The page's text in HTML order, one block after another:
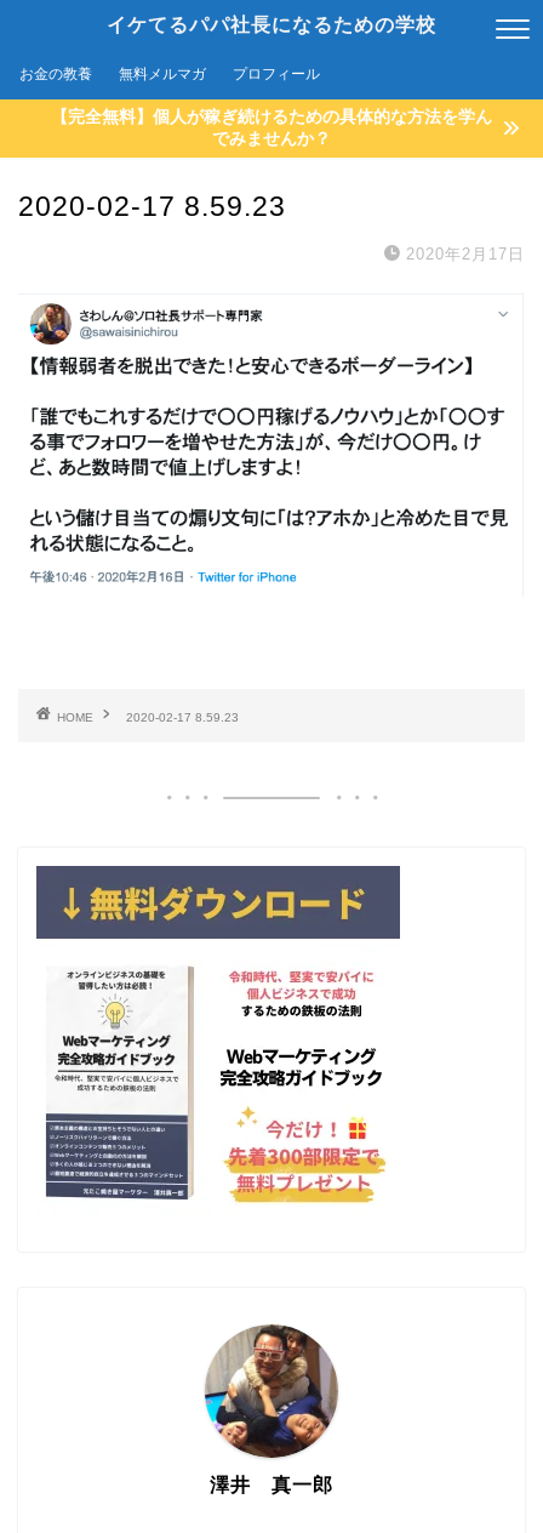
イケてるパパ社長になるための学校
お金の教養 無料メルマガ プロフィール
【完全無料】個人が稼ぎ続けるための具体的な方法を学ん
でみませんか？
2020-02-17 8.59.23
2020年2月17日
HOME 2020-02-17 8.59.23
澤井 真一郎